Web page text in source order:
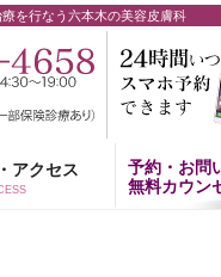
を行なう六本木の美容皮膚科
アクセス
予約・お問
無料カウン